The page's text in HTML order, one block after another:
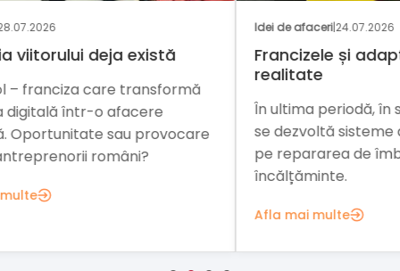
Francizele și adaptarea la
În ultima periodă, în statele europene
se dezvoltă sisteme de franciză bazate
pe repararea de îmbrăcăminte și de
O